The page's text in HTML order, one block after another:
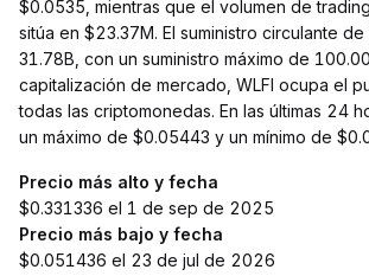
$0.0535, mientras que el volumen de
sitúa en $23.37M. El suministro circulante de
31.78B, con un suministro máximo de
capitalización de mercado, WLFI ocupa el
todas las criptomonedas. En las últimas 24
un máximo de $0.05443 y un mínimo de
Precio más alto y fecha
$0.331336 el 1 de sep de 2025
Precio más bajo y fecha
$0.051436 el 23 de jul de 2026